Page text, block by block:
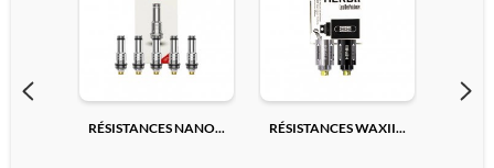
RÉSISTANCES NANO... RÉSISTANCES WAXII...